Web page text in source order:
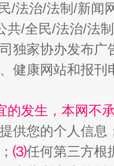
/法治/法制/新闻
共/全民/法治/法
司独家协办发布
健康网站和报
的发生，本网不
供您的个人信息
⑶任何第三方根